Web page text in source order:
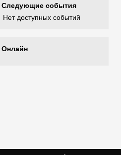
Следующие события
Нет доступных событий
Онлайн